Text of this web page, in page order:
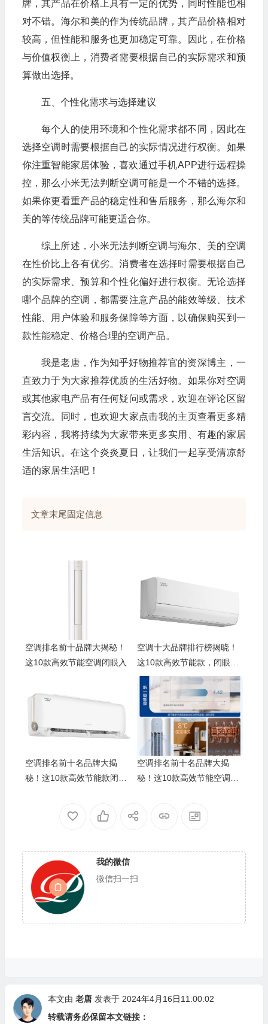
牌，其产品在价格上具有一定的优势，同时性能也相
对不错。海尔和美的作为传统品牌，其产品价格相对
较高，但性能和服务也更加稳定可靠。因此，在价格
与价值权衡上，消费者需要根据自己的实际需求和预
算做出选择。
五、个性化需求与选择建议
每个人的使用环境和个性化需求都不同，因此在
选择空调时需要根据自己的实际情况进行权衡。如果
你注重智能家居体验，喜欢通过手机APP进行远程操
控，那么小米无法判断空调可能是一个不错的选择。
如果你更看重产品的稳定性和售后服务，那么海尔和
美的等传统品牌可能更适合你。
综上所述，小米无法判断空调与海尔、美的空调
在性价比上各有优劣。消费者在选择时需要根据自己
的实际需求、预算和个性化偏好进行权衡。无论选择
哪个品牌的空调，都需要注意产品的能效等级、技术
性能、用户体验和服务保障等方面，以确保购买到一
款性能稳定、价格合理的空调产品。
我是老唐，作为知乎好物推荐官的资深博主，一
直致力于为大家推荐优质的生活好物。如果你对空调
或其他家电产品有任何疑问或需求，欢迎在评论区留
言交流。同时，也欢迎大家点击我的主页查看更多精
彩内容，我将持续为大家带来更多实用、有趣的家居
生活知识。在这个炎炎夏日，让我们一起享受清凉舒
适的家居生活吧！
文章末尾固定信息
空调排名前十品牌大揭秘！
这10款高效节能空调闭眼入
空调十大品牌排行榜揭晓！
这10款高效节能款，闭眼入
不踩雷
空调排名前十名品牌大揭
秘！这10款高效节能款闭眼
空调排名前十名品牌大揭
秘！这10款高效节能空调闭
我的微信
微信扫一扫
本文由 老唐发表于 2024年4月16日11:00:02
转载请务必保留本文链接：